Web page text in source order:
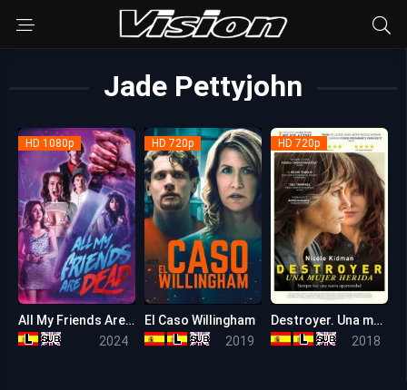
Jade Pettyjohn
HD 1080p
All My Friends Are Dead
2024
HD 720p
El Caso Willingham
2019
HD 720p
Destroyer. Una mujer herida
2018